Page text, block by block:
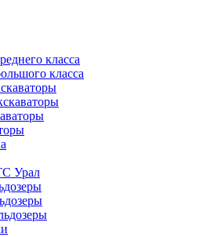
класса
класса
Урал